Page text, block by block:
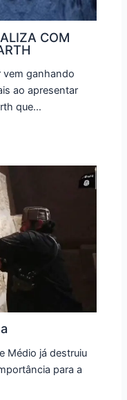
COM
vem ganhando
ao apresentar
que…
Médio já destruiu
para a